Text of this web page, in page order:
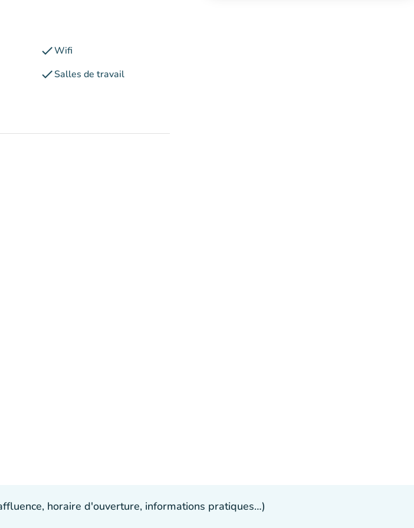
checkWifi
checkSalles de travail
horaire d'ouverture, informations pratiques…)